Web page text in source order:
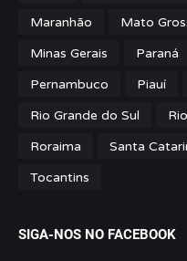
Maranhão
Mato
Minas Gerais
Paraná
Pernambuco
Piauí
Rio Grande do Sul
Roraima
Santa
Tocantins
SIGA-NOS NO FACEBOOK